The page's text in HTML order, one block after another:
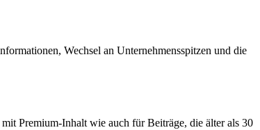
Wechsel an Unternehmensspitzen und die
Premium-Inhalt wie auch für Beiträge, die älter als 30